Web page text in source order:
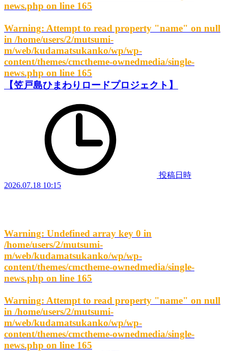
news.php on line 165
Warning: Attempt to read property "name" on null
in /home/users/2/mutsumi-
m/web/kudamatsukanko/wp/wp-
content/themes/cmctheme-ownedmedia/single-
news.php on line 165
【笠戸島ひまわりロードプロジェクト】
投稿日時
2026.07.18 10:15
Warning: Undefined array key 0 in
/home/users/2/mutsumi-
m/web/kudamatsukanko/wp/wp-
content/themes/cmctheme-ownedmedia/single-
news.php on line 165
Warning: Attempt to read property "name" on null
in /home/users/2/mutsumi-
m/web/kudamatsukanko/wp/wp-
content/themes/cmctheme-ownedmedia/single-
news.php on line 165